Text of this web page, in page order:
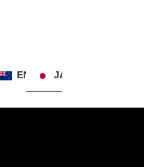
EN JA